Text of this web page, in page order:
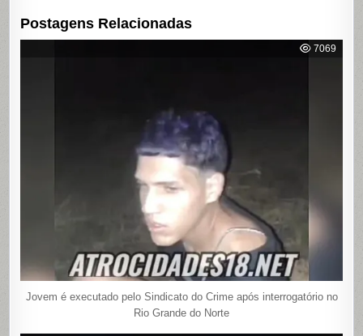
Postagens Relacionadas
7069
Jovem é executado pelo Sindicato do Crime após interrogatório no
Rio Grande do Norte